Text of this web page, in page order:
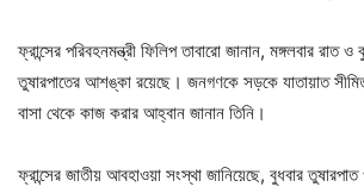
ফ্রান্সের পরিবহনমন্ত্রী ফিলিপ তাবারো জানান, মঙ্গলবার রাত
তুষারপাতের আশঙ্কা রয়েছে। জনগণকে সড়কে যাতায়াত
বাসা থেকে কাজ করার আহ্বান জানান তিনি।
ফ্রান্সের জাতীয় আবহাওয়া সংস্থা জানিয়েছে, বুধবার